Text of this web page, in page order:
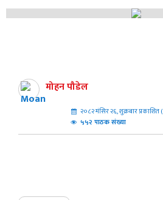
मोहन पौडेल
२०८२ मंसिर २६, शुक्रबार प्रकाशित (
५५२ पाठक संख्या